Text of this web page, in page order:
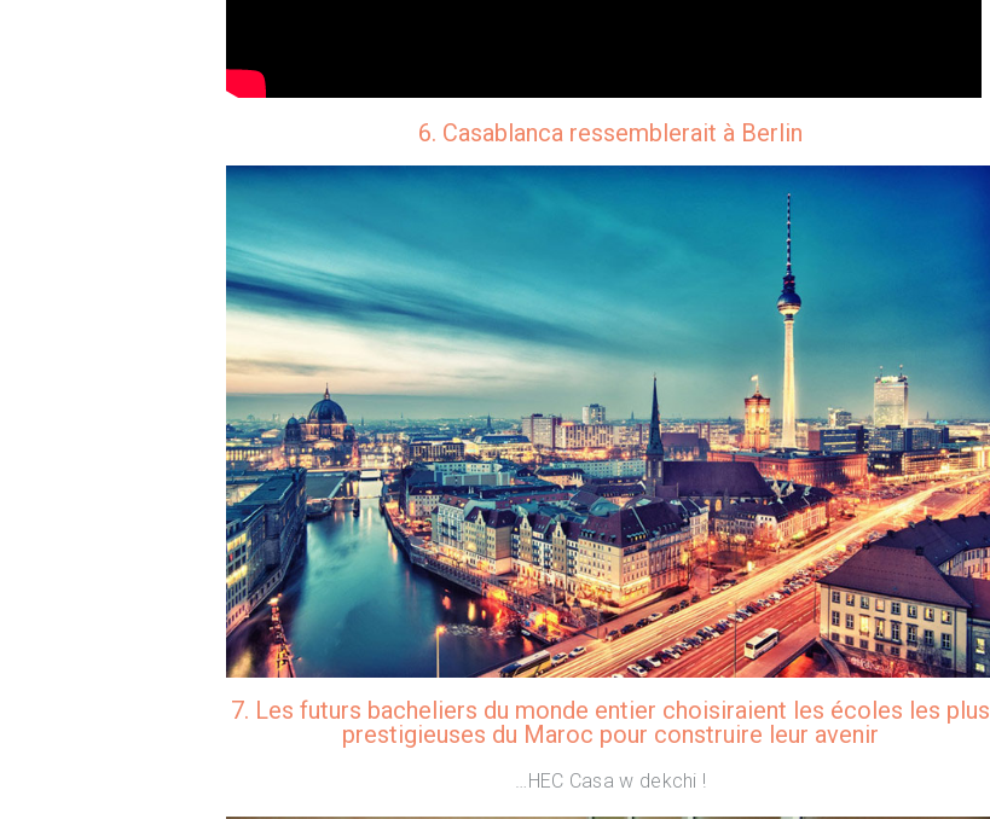
6. Casablanca ressemblerait à Berlin
7. Les futurs bacheliers du monde entier choisiraient les écoles les plus
prestigieuses du Maroc pour construire leur avenir
…HEC Casa w dekchi !